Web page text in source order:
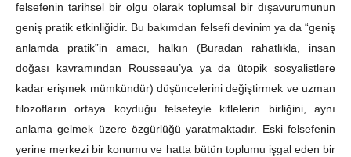
felsefenin tarihsel bir olgu olarak toplumsal bir dışavurumunun
geniş pratik etkinliğidir. Bu bakımdan felsefi devinim ya da “geniş
anlamda pratik”in amacı, halkın (Buradan rahatlıkla, insan
doğası kavramından Rousseau’ya ya da ütopik sosyalistlere
kadar erişmek mümkündür) düşüncelerini değiştirmek ve uzman
filozofların ortaya koyduğu felsefeyle kitlelerin birliğini, aynı
anlama gelmek üzere özgürlüğü yaratmaktadır. Eski felsefenin
yerine merkezi bir konumu ve hatta bütün toplumu işgal eden bir